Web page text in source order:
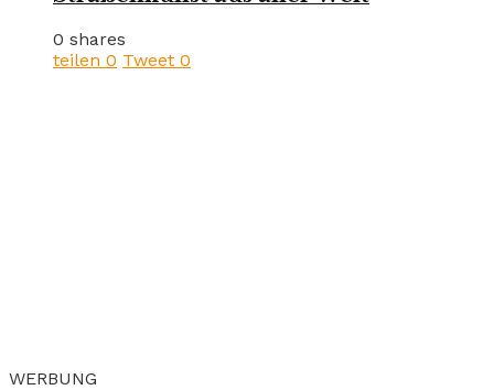
0 shares
teilen 0 Tweet 0
WERBUNG